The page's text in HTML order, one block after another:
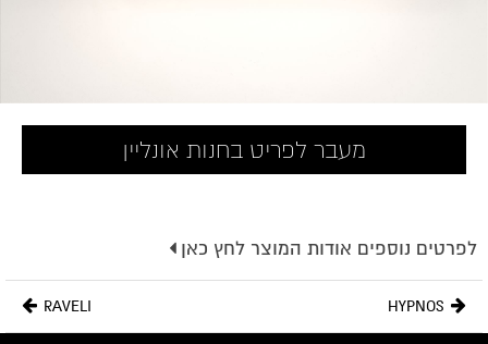
מעבר לפריט בחנות אונליין
לפרטים נוספים אודות המוצר לחץ כאן
צבע: כתום,שחורHYPNOS
RAVELI